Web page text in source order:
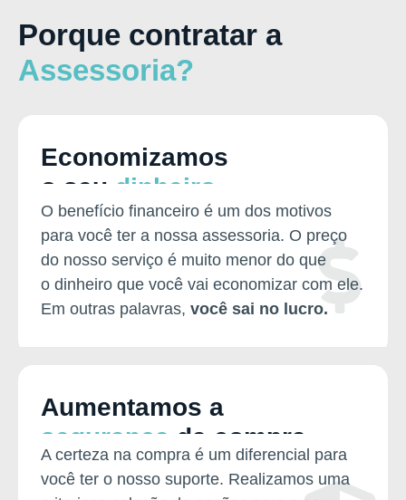
Porque contratar a
Assessoria?
Economizamos
o seu dinheiro
O benefício financeiro é um dos motivos
para você ter a nossa assessoria. O preço
do nosso serviço é muito menor do que
o dinheiro que você vai economizar com ele.
Em outras palavras, você sai no lucro.
Aumentamos a
segurança da compra
A certeza na compra é um diferencial para
você ter o nosso suporte. Realizamos uma